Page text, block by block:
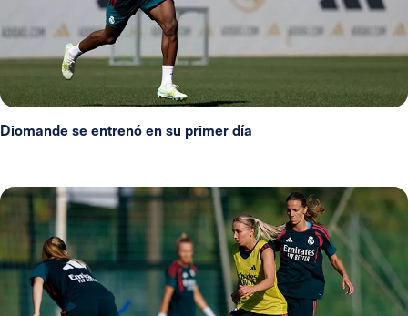
Diomande se entrenó en su primer día